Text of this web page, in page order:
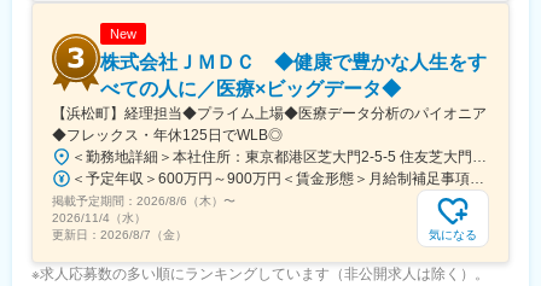
New
株式会社ＪＭＤＣ ◆健康で豊かな人生をす
べての人に／医療×ビッグデータ◆
【浜松町】経理担当◆プライム上場◆医療データ分析のパイオニア
◆フレックス・年休125日でWLB◎
＜勤務地詳細＞本社住所：東京都港区芝大門2-5-5 住友芝大門ビル12F勤務地最寄駅：都営大江戸線／浅草線／大門駅受動喫煙対策：その他（屋内全面禁煙：喫煙室有）変更の範囲：会社の定める事業所（リモートワーク含む）
＜予定年収＞600万円～900万円＜賃金形態＞月給制補足事項なし＜賃金内訳＞月額（基本給）：388,000円～604,000円その他固定手当/月：45,000円＜月給＞433,000円～649,000円＜昇給有無＞有＜残業手当＞有＜給与補足＞※上記予定年収は、月20時間の残業代を想定した試算額です※月給内訳：基本給＋ライフプラン手当基準額（45,000円）※経験やスキルを考慮の上、当社規定により決定いたします。■給与改定：年1回（7月）賃金はあくまでも目安の金額であり、選考を通じて上下する可能性があります。月給(月額)は固定手当を含めた表記です。
掲載予定期間： 2026/8/6（木） 〜
2026/11/4（水）
更新日： 2026/8/7（金） 気になる
※求人応募数の多い順にランキングしています（非公開求人は除く）。